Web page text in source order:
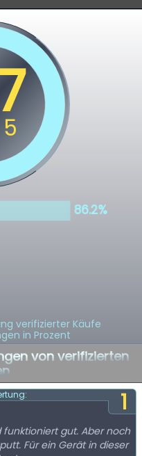
verifizierter Käufe
in Prozent
von verifizierten
1
funktioniert gut. Aber noch
Für ein Gerät in dieser